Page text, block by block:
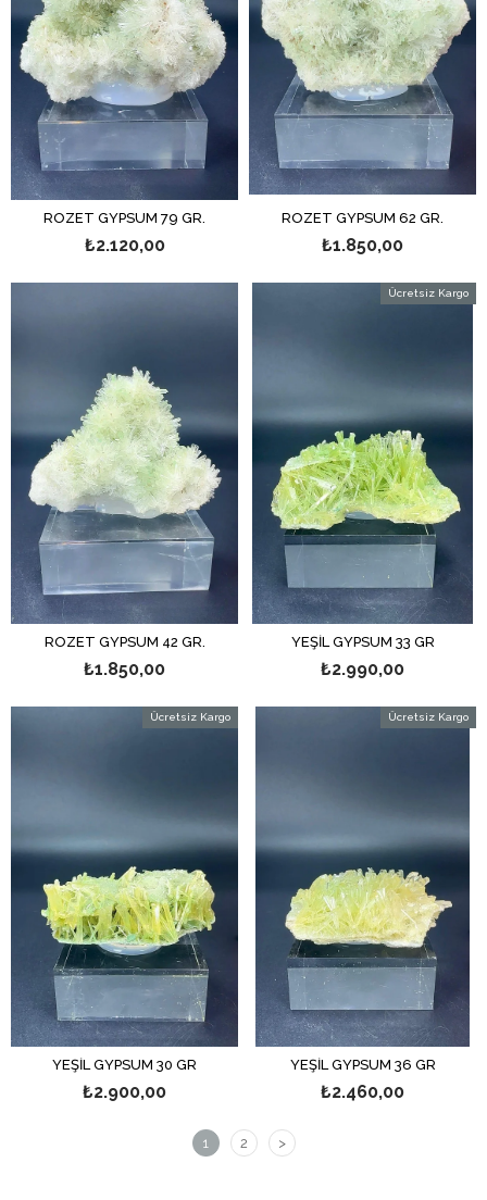
ROZET GYPSUM 79 GR.
₺2.120,00
ROZET GYPSUM 62 GR.
₺1.850,00
ROZET GYPSUM 42 GR.
₺1.850,00
YEŞİL GYPSUM 33 GR
₺2.990,00
Ücretsiz Kargo
YEŞİL GYPSUM 30 GR
₺2.900,00
Ücretsiz Kargo
YEŞİL GYPSUM 36 GR
₺2.460,00
Ücretsiz Kargo
1 2 >